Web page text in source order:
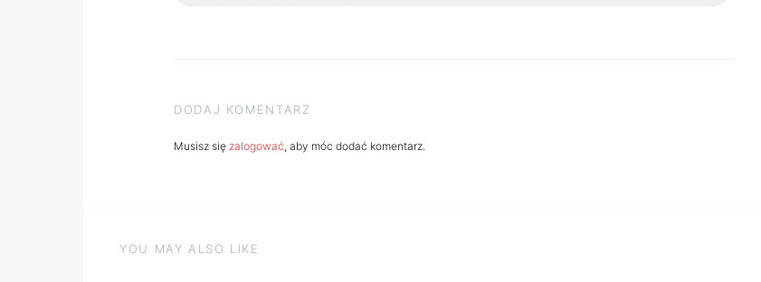
DODAJ KOMENTARZ
Musisz się zalogować, aby móc dodać komentarz.
YOU MAY ALSO LIKE